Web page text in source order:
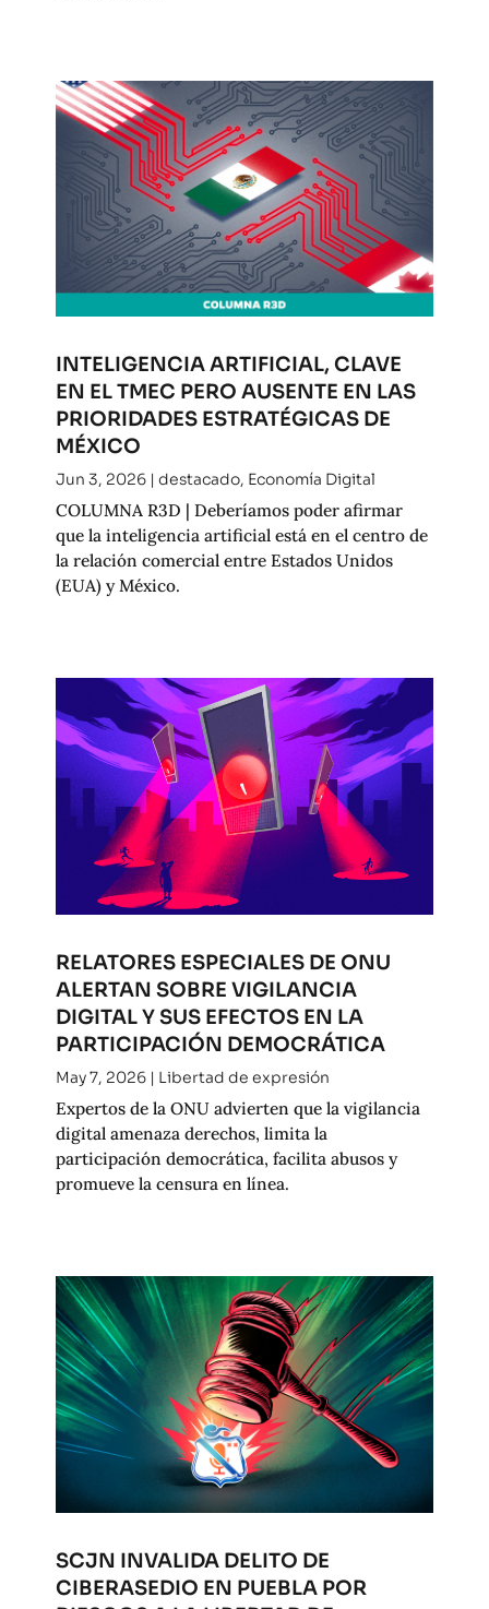
INTELIGENCIA ARTIFICIAL, CLAVE
EN EL TMEC PERO AUSENTE EN LAS
PRIORIDADES ESTRATÉGICAS DE
MÉXICO
Jun 3, 2026| destacado, Economía Digital
COLUMNA R3D | Deberíamos poder afirmar
que la inteligencia artificial está en el centro de
la relación comercial entre Estados Unidos
(EUA) y México.
RELATORES ESPECIALES DE ONU
ALERTAN SOBRE VIGILANCIA
DIGITAL Y SUS EFECTOS EN LA
PARTICIPACIÓN DEMOCRÁTICA
May 7, 2026| Libertad de expresión
Expertos de la ONU advierten que la vigilancia
digital amenaza derechos, limita la
participación democrática, facilita abusos y
promueve la censura en línea.
SCJN INVALIDA DELITO DE
CIBERASEDIO EN PUEBLA POR